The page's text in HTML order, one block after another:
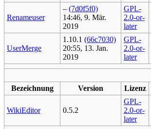
Renameuser
– (7d0f5f0)
14:46, 9. Mär.
2019
GPL-
2.0-or-
later
UserMerge
1.10.1 (66c7030)
20:55, 13. Jan.
2019
GPL-
2.0-or-
later
Bezeichnung
Version Lizenz
WikiEditor 0.5.2
GPL-
2.0-or-
later